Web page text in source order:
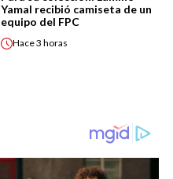
Yamal recibió camiseta de un
equipo del FPC
Hace3 horas